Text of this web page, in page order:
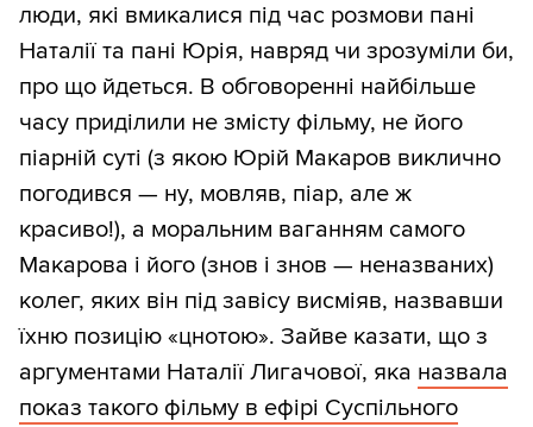
люди, які вмикалися під час розмови пані
Наталії та пані Юрія, навряд чи зрозуміли би,
про що йдеться. В обговоренні найбільше
часу приділили не змісту фільму, не його
піарній суті (з якою Юрій Макаров виклично
погодився — ну, мовляв, піар, але ж
красиво!), а моральним ваганням самого
Макарова і його (знов і знов — неназваних)
колег, яких він під завісу висміяв, назвавши
їхню позицію «цнотою». Зайве казати, що з
аргументами Наталії Лигачової, яка назвала
показ такого фільму в ефірі Суспільного